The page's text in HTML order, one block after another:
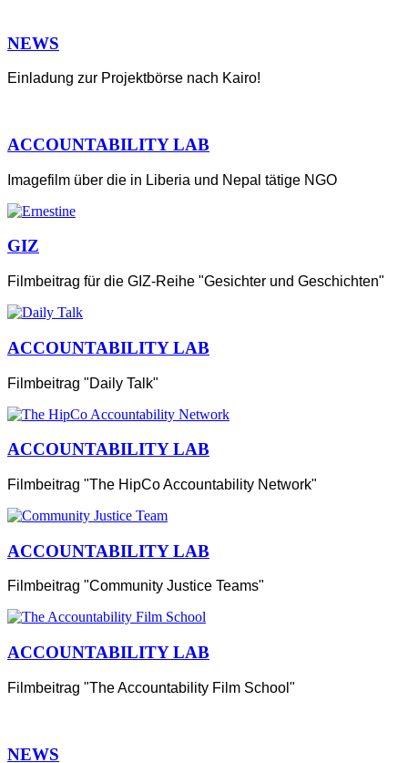
NEWS
Einladung zur Projektbörse nach Kairo!
ACCOUNTABILITY LAB
Imagefilm über die in Liberia und Nepal tätige NGO
GIZ
Filmbeitrag für die GIZ-Reihe "Gesichter und Geschichten"
ACCOUNTABILITY LAB
Filmbeitrag "Daily Talk"
ACCOUNTABILITY LAB
Filmbeitrag "The HipCo Accountability Network"
ACCOUNTABILITY LAB
Filmbeitrag "Community Justice Teams"
ACCOUNTABILITY LAB
Filmbeitrag "The Accountability Film School"
NEWS